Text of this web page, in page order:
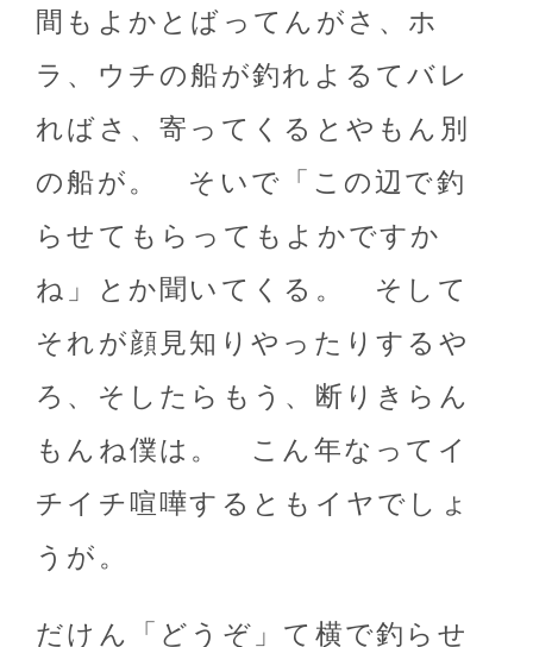
間もよかとばってんがさ、ホ
ラ、ウチの船が釣れよるてバレ
ればさ、寄ってくるとやもん別
の船が。 そいで「この辺で釣
らせてもらってもよかですか
ね」とか聞いてくる。 そして
それが顔見知りやったりするや
ろ、そしたらもう、断りきらん
もんね僕は。 こん年なってイ
チイチ喧嘩するともイヤでしょ
うが。
だけん「どうぞ」て横で釣らせ